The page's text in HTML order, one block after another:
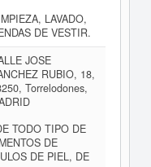
LAVADO,
DE VESTIR.
JOSE
RUBIO, 18,
Torrelodones,
TODO TIPO DE
DE
DE PIEL, DE